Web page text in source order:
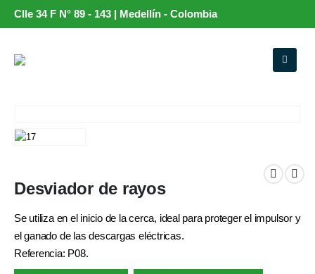
Clle 34 F N° 89 - 143 | Medellín - Colombia
Desviador de rayos
Se utiliza en el inicio de la cerca, ideal para proteger el impulsor y
el ganado de las descargas eléctricas.
Referencia: P08.